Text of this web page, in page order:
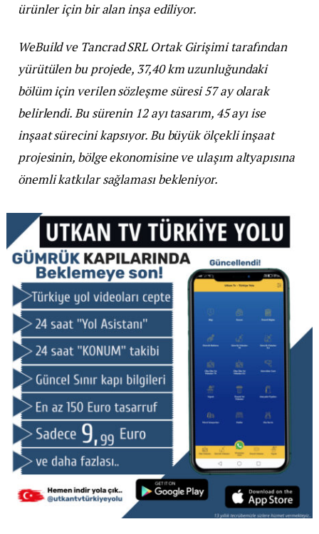
ürünler için bir alan inşa ediliyor.
WeBuild ve Tancrad SRL Ortak Girişimi tarafından
yürütülen bu projede, 37,40 km uzunluğundaki
bölüm için verilen sözleşme süresi 57 ay olarak
belirlendi. Bu sürenin 12 ayı tasarım, 45 ayı ise
inşaat sürecini kapsıyor. Bu büyük ölçekli inşaat
projesinin, bölge ekonomisine ve ulaşım altyapısına
önemli katkılar sağlaması bekleniyor.